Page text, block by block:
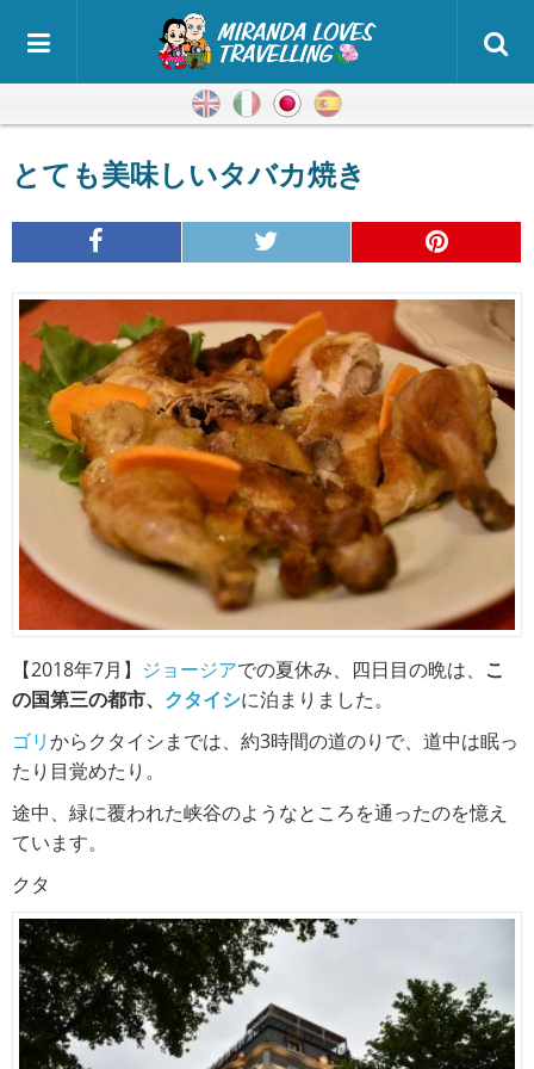
英語 イタリア語
日本語
とても美味しいタバカ焼き
【2018年7月】 ジョージアでの夏休み、四日目の晩は、 こ
の国第三の都市、 クタイシに泊まりました。
ゴリからクタイシまでは、約3時間の道のりで、道中は眠っ
たり目覚めたり。
途中、緑に覆われた峡谷のようなところを通ったのを憶え
ています。
クタ